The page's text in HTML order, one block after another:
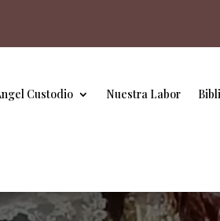
Custodio Nuestra Labor